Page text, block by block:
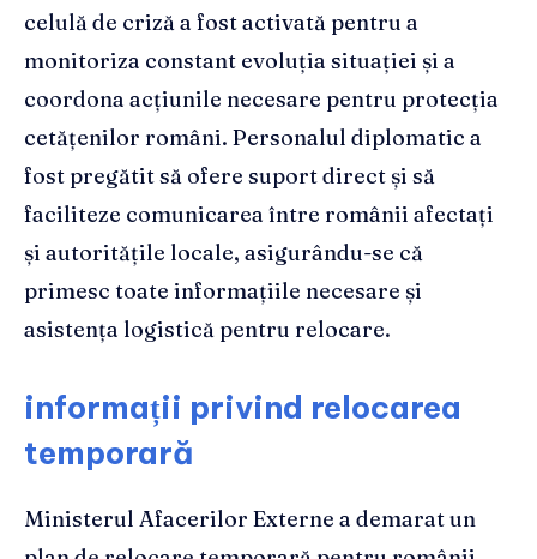
celulă de criză a fost activată pentru a
monitoriza constant evoluția situației și a
coordona acțiunile necesare pentru protecția
cetățenilor români. Personalul diplomatic a
fost pregătit să ofere suport direct și să
faciliteze comunicarea între românii afectați
și autoritățile locale, asigurându-se că
primesc toate informațiile necesare și
asistența logistică pentru relocare.
informații privind relocarea
temporară
Ministerul Afacerilor Externe a demarat un